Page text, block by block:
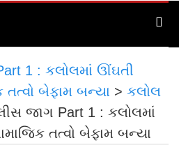
1 : કલોલમાં ઊંઘતી
તત્વો બેફામ બન્યા > કલોલ
જાગ Part 1 : કલોલમાં
તત્વો બેફામ બન્યા